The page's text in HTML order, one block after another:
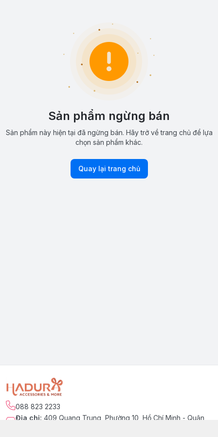
Sản phẩm ngừng bán
Sản phẩm này hiện tại đã ngừng bán. Hãy trở về trang chủ để lựa
chọn sản phẩm khác.
Quay lại trang chủ
088 823 2233
Địa chỉ: 409 Quang Trung, Phường 10, Hồ Chí Minh - Quận